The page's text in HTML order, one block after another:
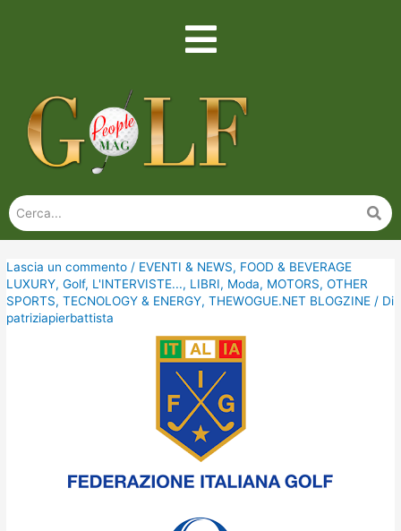
Lascia un commento / EVENTI & NEWS, FOOD & BEVERAGE
LUXURY,Golf, L'INTERVISTE..., LIBRI, Moda, MOTORS,OTHER
SPORTS,TECNOLOGY & ENERGY,THEWOGUE.NET BLOGZINE / Di
patriziapierbattista